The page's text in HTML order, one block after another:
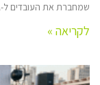
שמחברת את העובדים ל-DNA של החברה. בשוק ההייטק המקומי, שבו
לקריאה »